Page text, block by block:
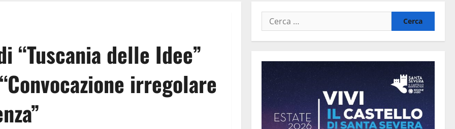
“Tuscania delle Idee”
irregolare
Ricerca
per: